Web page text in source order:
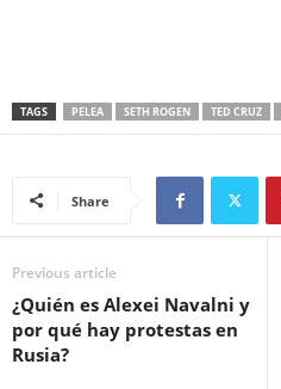
TAGS PELEA SETH ROGEN TED CRUZ
Share
Previous article
¿Quién es Alexei Navalni y
por qué hay protestas en
Rusia?